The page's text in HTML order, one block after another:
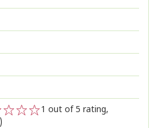
1 out of 5 rating,